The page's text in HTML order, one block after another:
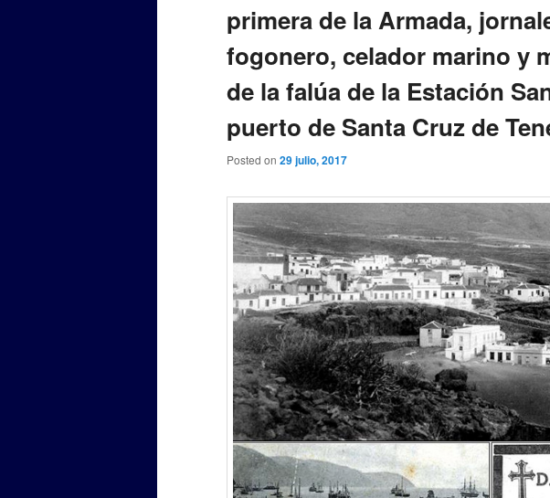
primera de la Armada,
fogonero, celador marino y
de la falúa de la Estación
puerto de Santa Cruz de
Posted on 29 julio, 2017